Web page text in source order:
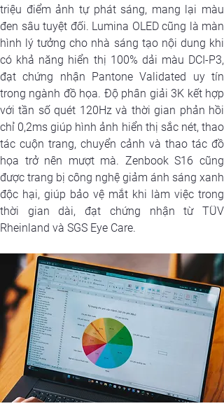
triệu điểm ảnh tự phát sáng, mang lại màu
đen sâu tuyệt đối. Lumina OLED cũng là màn
hình lý tưởng cho nhà sáng tạo nội dung khi
có khả năng hiển thị 100% dải màu DCI-P3,
đạt chứng nhận Pantone Validated uy tín
trong ngành đồ họa. Độ phân giải 3K kết hợp
với tần số quét 120Hz và thời gian phản hồi
chỉ 0,2ms giúp hình ảnh hiển thị sắc nét, thao
tác cuộn trang, chuyển cảnh và thao tác đồ
họa trở nên mượt mà. Zenbook S16 cũng
được trang bị công nghệ giảm ánh sáng xanh
độc hại, giúp bảo vệ mắt khi làm việc trong
thời gian dài, đạt chứng nhận từ TÜV
Rheinland và SGS Eye Care.